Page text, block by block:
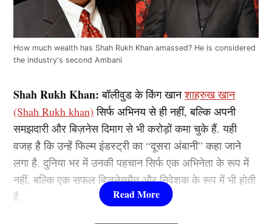
How much wealth has Shah Rukh Khan amassed? He is considered
the industry's second Ambani
Shah Rukh Khan:बॉलीवुड के किंग खानशाहरुख खान
(Shah Rukh khan) सिर्फ अभिनय से ही नहीं, बल्कि अपनी
समझदारी और बिज़नेस दिमाग से भी करोड़ों कमा चुके हैं. यही
वजह है कि उन्हें फिल्म इंडस्ट्री का “दूसरा अंबानी” कहा जाने
लगा है. दुनिया भर में उनकी पहचान सिर्फ एक अभिनेता के रूप में
नहीं, बल्कि एक सफल बिजनेसमैन और निवेशक के रूप में भी होती
है.